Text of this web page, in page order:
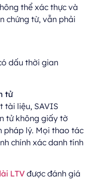
thể xác thực và
chứng từ, vẫn phải
dấu thời gian
tử
tài liệu, SAVIS
tử không giấy tờ
pháp lý. Mọi thao tác
chính xác danh tính
LTV được đánh giá